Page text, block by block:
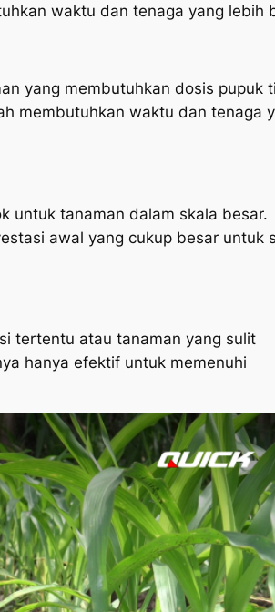
waktu dan tenaga yang lebih
yang membutuhkan dosis pupuk
membutuhkan waktu dan tenaga
untuk tanaman dalam skala besar.
awal yang cukup besar untuk
tertentu atau tanaman yang sulit
hanya efektif untuk memenuhi